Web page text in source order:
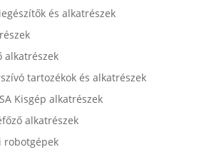
és alkatrészek
alkatrészek
tartozékok és alkatrészek
Kisgép alkatrészek
alkatrészek
robotgépek